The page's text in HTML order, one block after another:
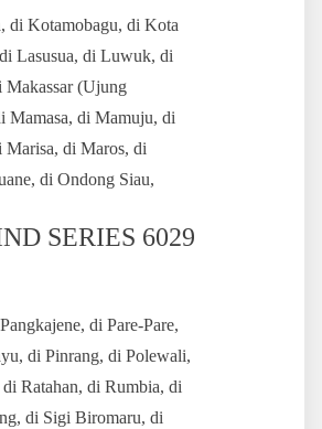
di Kotamobagu, di Kota
Lasusua, di Luwuk, di
Makassar (Ujung
Mamasa, di Mamuju, di
Marisa, di Maros, di
di Ondong Siau,
SERIES 6029
di Pare-Pare,
di Pinrang, di Polewali,
Ratahan, di Rumbia, di
di Sigi Biromaru, di